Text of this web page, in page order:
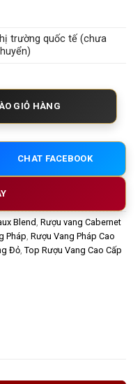
trường quốc tế (chưa
– Đỉnh cao Premier
GIỎ HÀNG
CHAT FACEBOOK
Blend, Rượu vang Cabernet
Pháp, Rượu Vang Pháp Cao
Đỏ, Top Rượu Vang Cao Cấp